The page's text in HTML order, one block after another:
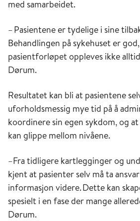
med samarbeidet.
– Pasientene er tydelige i sine
Behandlingen på sykehuset er
pasientforløpet oppleves ikke
Dørum.
Resultatet kan bli at pasientene
uforholdsmessig mye tid på å
koordinere sin egen sykdom, og
kan glippe mellom nivåene.
–Fra tidligere kartlegginger og
kjent at pasienter selv må ta
informasjon videre. Dette kan
spesielt i en fase der mange
Dørum.